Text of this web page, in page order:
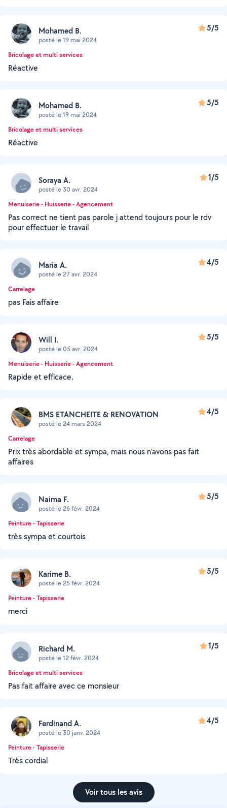
Mohamed B.
posté le 19 mai 2024
5/5
Bricolage et multi services
Réactive
Mohamed B.
posté le 19 mai 2024
5/5
Bricolage et multi services
Réactive
Soraya A.
posté le 30 avr. 2024
1/5
Menuiserie - Huisserie - Agencement
Pas correct ne tient pas parole j attend toujours pour le rdv
pour effectuer le travail
Maria A.
posté le 27 avr. 2024
4/5
Carrelage
pas Fais affaire
Will I.
posté le 05 avr. 2024
5/5
Menuiserie - Huisserie - Agencement
Rapide et efficace.
BMS ETANCHEITE & RENOVATION
posté le 24 mars 2024
4/5
Carrelage
Prix très abordable et sympa, mais nous n’avons pas fait
affaires
Naima F.
posté le 26 févr. 2024
5/5
Peinture - Tapisserie
très sympa et courtois
Karime B.
posté le 25 févr. 2024
5/5
Peinture - Tapisserie
merci
Richard M.
posté le 12 févr. 2024
1/5
Bricolage et multi services
Pas fait affaire avec ce monsieur
Ferdinand A.
posté le 30 janv. 2024
4/5
Peinture - Tapisserie
Très cordial
Voir tous les avis